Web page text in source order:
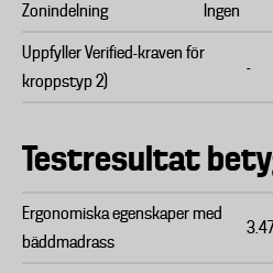
Zonindelning Ingen
Uppfyller Verified-kraven för
kroppstyp 2)
-
Testresultat
Ergonomiska egenskaper med
bäddmadrass